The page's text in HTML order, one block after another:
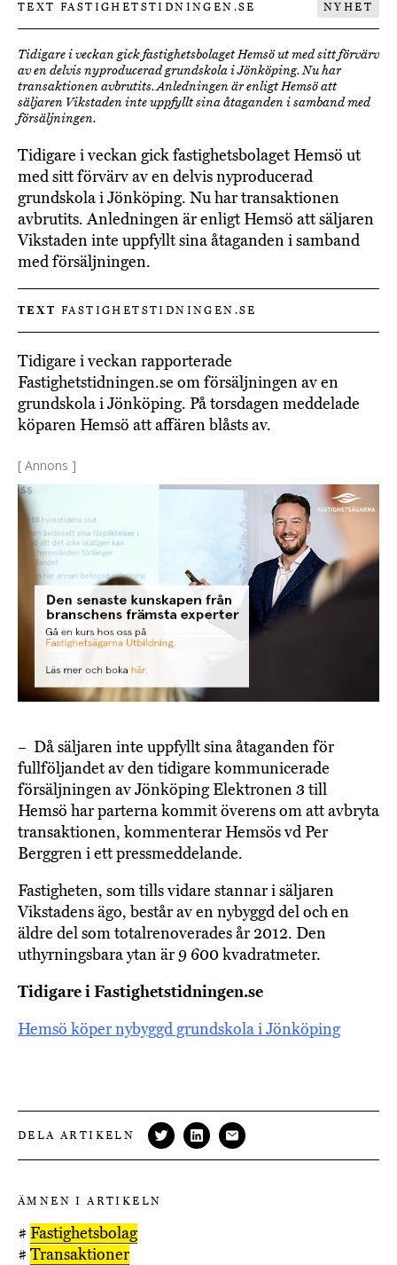
TEXT FASTIGHETSTIDNINGEN.SE NYHET
Tidigare i veckan gick fastighetsbolaget Hemsö ut med sitt förvärv
av en delvis nyproducerad grundskola i Jönköping. Nu har
transaktionen avbrutits. Anledningen är enligt Hemsö att
säljaren Vikstaden inte uppfyllt sina åtaganden i samband med
försäljningen.
Tidigare i veckan gick fastighetsbolaget Hemsö ut
med sitt förvärv av en delvis nyproducerad
grundskola i Jönköping. Nu har transaktionen
avbrutits. Anledningen är enligt Hemsö att säljaren
Vikstaden inte uppfyllt sina åtaganden i samband
med försäljningen.
TEXT FASTIGHETSTIDNINGEN.SE
Tidigare i veckan rapporterade
Fastighetstidningen.se om försäljningen av en
grundskola i Jönköping. På torsdagen meddelade
köparen Hemsö att affären blåsts av.
[ Annons ]
– Då säljaren inte uppfyllt sina åtaganden för
fullföljandet av den tidigare kommunicerade
försäljningen av Jönköping Elektronen 3 till
Hemsö har parterna kommit överens om att avbryta
transaktionen, kommenterar Hemsös vd Per
Berggren i ett pressmeddelande.
Fastigheten, som tills vidare stannar i säljaren
Vikstadens ägo, består av en nybyggd del och en
äldre del som totalrenoverades år 2012. Den
uthyrningsbara ytan är 9 600 kvadratmeter.
Tidigare i Fastighetstidningen.se
Hemsö köper nybyggd grundskola i Jönköping
DELA ARTIKELN
ÄMNEN I ARTIKELN
# Fastighetsbolag
# Transaktioner